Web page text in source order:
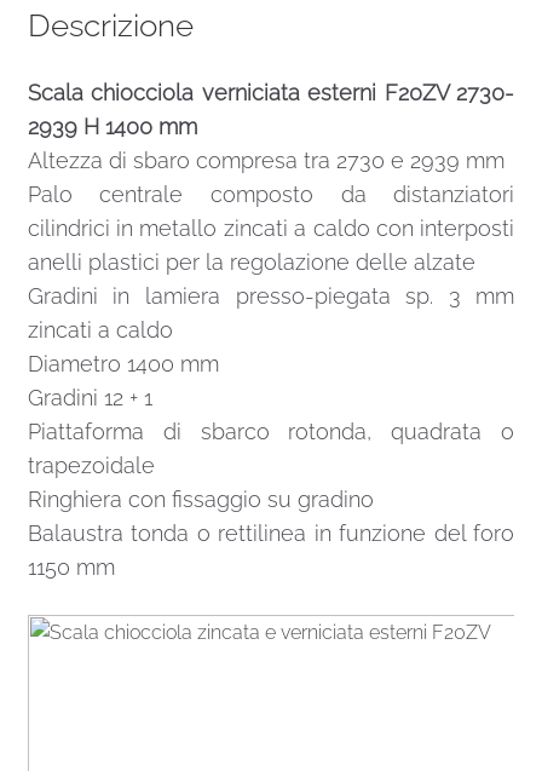
Descrizione
Scala chiocciola verniciata esterni F20ZV 2730-
2939 H 1400 mm
Altezza di sbaro compresa tra 2730 e 2939 mm
Palo centrale composto da distanziatori
cilindrici in metallo zincati a caldo con interposti
anelli plastici per la regolazione delle alzate
Gradini in lamiera presso-piegata sp. 3 mm
zincati a caldo
Diametro 1400 mm
Gradini 12 + 1
Piattaforma di sbarco rotonda, quadrata o
trapezoidale
Ringhiera con fissaggio su gradino
Balaustra tonda o rettilinea in funzione del foro
1150 mm